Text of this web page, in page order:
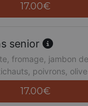
17.00€
senior
fromage, jambon
poivrons,
17.00€